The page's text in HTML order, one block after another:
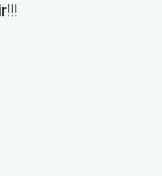
!!!